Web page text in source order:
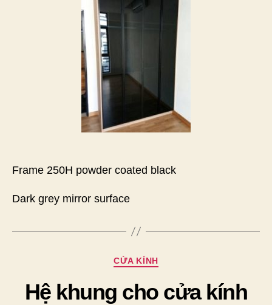
Frame 250H powder coated black
Dark grey mirror surface
Chuyên
CỬA KÍNH
Hệ khung cho cửa kính